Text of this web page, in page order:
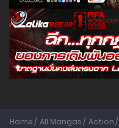
Home All Mangas Action